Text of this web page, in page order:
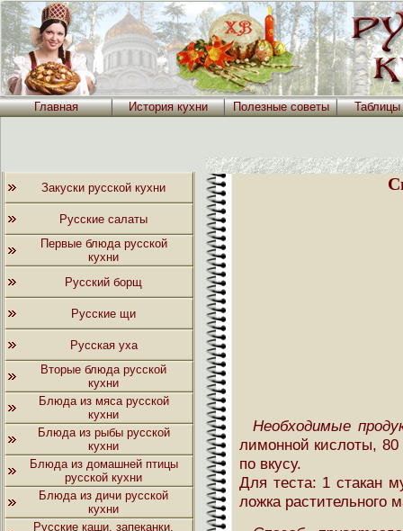
Главная История кухни Полезные советы
Закуски русской кухни
Русские салаты
Первые блюда русской
кухни
Русский борщ
Русские щи
Русская уха
Вторые блюда русской
кухни
Блюда из мяса русской
кухни
Блюда из рыбы русской
кухни
Блюда из домашней птицы
русской кухни
Блюда из дичи русской
кухни
Русские каши, запеканки,
Необходимые
лимонной кислоты, 80
по вкусу.
Для теста: 1 стакан
ложка растительного